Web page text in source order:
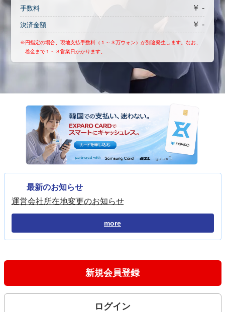
手数料 ￥ -
決済金額 ￥ -
※円指定の場合、現地支払手数料（１～３万ウォン）が別途発生します。なお、
着金まで１～３営業日かかります。
最新のお知らせ
運営会社所在地変更のお知らせ
more
新規会員登録
ログイン